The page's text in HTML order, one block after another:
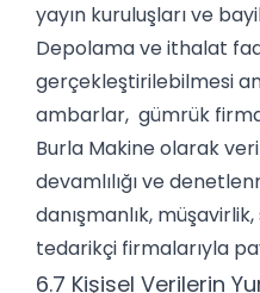
yayın kuruluşları ve
Depolama ve ithalat
gerçekleştirilebilmesi
ambarlar, gümrük
Burla Makine olarak
devamlılığı ve
danışmanlık,
tedarikçi firmalarıyla
6.7 Kişisel Verilerin